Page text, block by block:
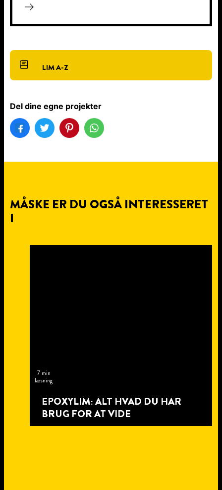
LIM A-Z
Del dine egne projekter
MÅSKE ER DU OGSÅ INTERESSERET
I
7 min
læsning
EPOXYLIM: ALT HVAD DU HAR
BRUG FOR AT VIDE